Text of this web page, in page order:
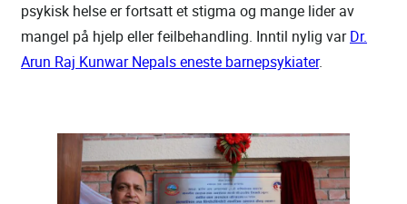
psykisk helse er fortsatt et stigma og mange lider av
mangel på hjelp eller feilbehandling. Inntil nylig varDr.
Arun Raj Kunwar Nepals eneste barnepsykiater.